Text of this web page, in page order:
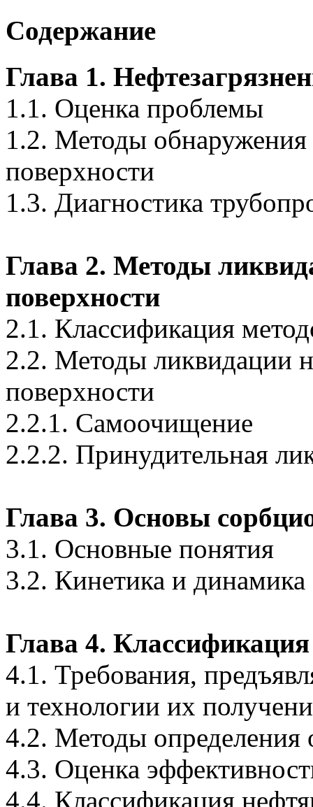
Содержание
Глава 1.
1.1. Оценка проблемы
1.2. Методы обнаружения
поверхности
1.3. Диагностика
Глава 2. Методы
поверхности
2.1. Классификация
2.2. Методы ликвидации
поверхности
2.2.1. Самоочищение
2.2.2. Принудительная
Глава 3. Основы
3.1. Основные понятия
3.2. Кинетика и
Глава 4.
4.1. Требования,
и технологии их
4.2. Методы определения
4.3. Оценка
4.4. Классификация